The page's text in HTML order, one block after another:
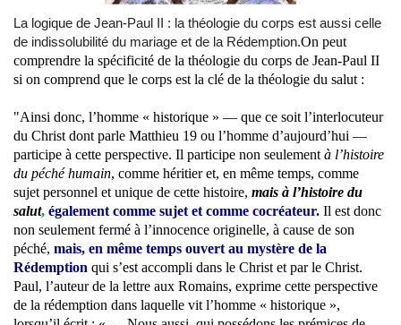
La logique de Jean-Paul II : la théologie du corps est aussi celle
de indissolubilité du mariage et de la Rédemption.On peut
comprendre la spécificité de la théologie du corps de Jean-Paul II
si on comprend que le corps est la clé de la théologie du salut :
"Ainsi donc, l’homme « historique » — que ce soit l’interlocuteur
du Christ dont parle Matthieu 19 ou l’homme d’aujourd’hui —
participe à cette perspective. Il participe non seulement à l’histoire
du péché humain, comme héritier et, en même temps, comme
sujet personnel et unique de cette histoire, mais à l’histoire du
salut, également comme sujet et comme cocréateur. Il est donc
non seulement fermé à l’innocence originelle, à cause de son
péché, mais, en même temps ouvert au mystère de la
Rédemption qui s’est accompli dans le Christ et par le Christ.
Paul, l’auteur de la lettre aux Romains, exprime cette perspective
de la rédemption dans laquelle vit l’homme « historique »,